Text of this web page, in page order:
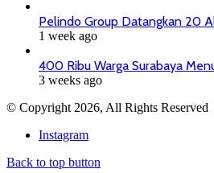
Pelindo Group Datangkan 20
1 week ago
400 Ribu Warga Surabaya
3 weeks ago
© Copyright 2026, All Rights Reserved
Instagram
Back to top button